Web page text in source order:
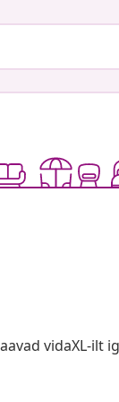
vidaXL-ilt